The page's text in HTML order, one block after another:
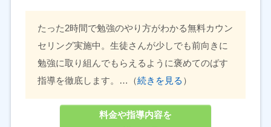
たった2時間で勉強のやり方がわかる無料カウン
セリング実施中。生徒さんが少しでも前向きに
勉強に取り組んでもらえるように褒めてのばす
指導を徹底します。…（続きを見る ）
料金や指導内容を